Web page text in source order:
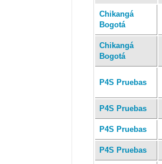
Chikangá
Bogotá
Chikangá
Bogotá
P4S Pruebas
P4S Pruebas
P4S Pruebas
P4S Pruebas